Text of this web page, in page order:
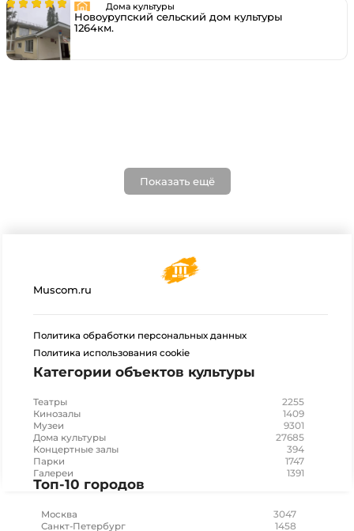
Дома культуры
Новоурупский сельский дом культуры
1264км.
Показать ещё
Muscom.ru
Политика обработки персональных данных
Политика использования cookie
Категории объектов культуры
Театры 2255
Кинозалы 1409
Музеи 9301
Дома культуры 27685
Концертные залы 394
Парки 1747
Галереи 1391
Топ-10 городов
Москва 3047
Санкт-Петербург 1458